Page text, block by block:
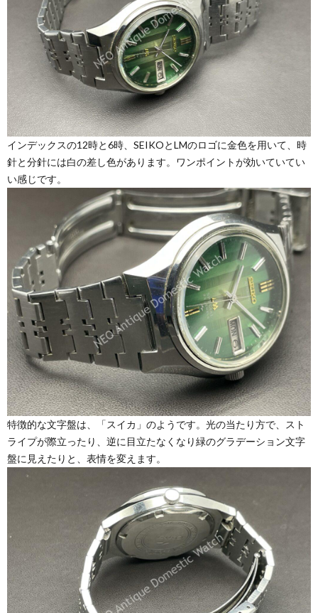
インデックスの12時と6時、SEIKOとLMのロゴに金色を用いて、時
針と分針には白の差し色があります。ワンポイントが効いていてい
い感じです。
特徴的な文字盤は、「スイカ」のようです。光の当たり方で、スト
ライプが際立ったり、逆に目立たなくなり緑のグラデーション文字
盤に見えたりと、表情を変えます。